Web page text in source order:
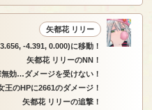
矢都花 リリー
-4.391, 0.000)に移動！
矢都花 リリーのNN！
効…ダメージを受けない！
王のHPに2661のダメージ！
矢都花 リリーの追撃！